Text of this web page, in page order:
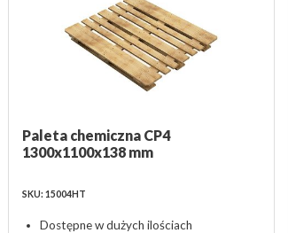
Paleta chemiczna CP4
1300x1100x138 mm
SKU: 15004HT
Dostępne w dużych ilościach